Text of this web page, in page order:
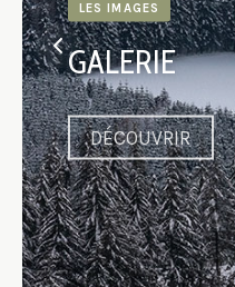
LES IMAGES
GALERIE
DÉCOUVRIR